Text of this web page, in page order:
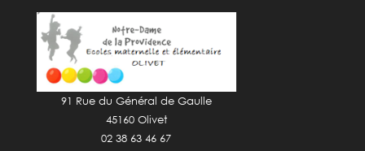
91 Rue du Général de Gaulle
45160 Olivet
02 38 63 46 67